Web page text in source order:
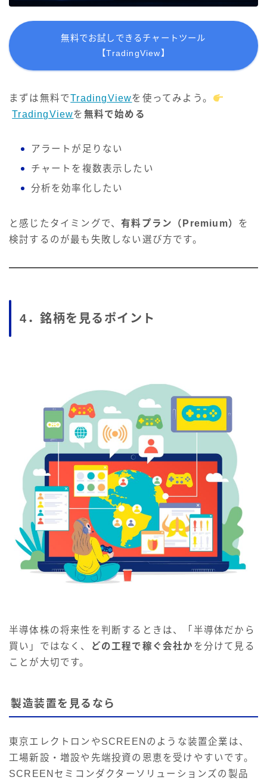
無料でお試しできるチャートツール
【TradingView】
まずは無料でTradingViewを使ってみよう。
TradingViewを 無料で始める
アラートが足りない
チャートを複数表示したい
分析を効率化したい
と感じたタイミングで、有料プラン（Premium） を
検討するのが最も失敗しない選び方です。
4．銘柄を見るポイント
半導体株の将来性を判断するときは、「半導体だから
買い」ではなく、
どの工程で稼ぐ会社か を分けて見る
ことが大切です。
製造装置を見るなら
東京エレクトロンやSCREENのような装置企業は、
工場新設・増設や先端投資の恩恵を受けやすいです。
SCREENセミコンダクターソリューションズの製品